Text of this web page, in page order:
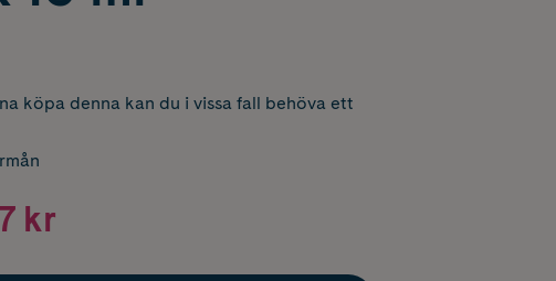
köpa denna kan du i vissa fall behöva ett
kr